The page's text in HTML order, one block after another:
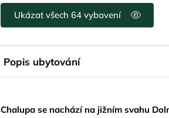
Ukázat všech 64 vybavení
Popis ubytování
Chalupa se nachází na jižním svahu